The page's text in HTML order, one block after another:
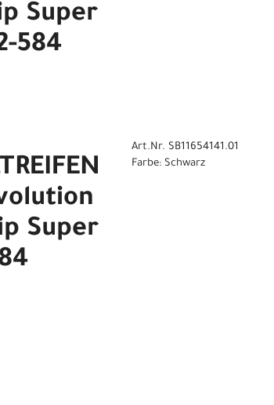
Super
584
Super
Art.Nr. SB11654141.01
Farbe: Schwarz